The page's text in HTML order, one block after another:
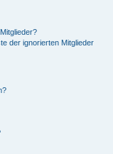
der ignorierten Mitglieder